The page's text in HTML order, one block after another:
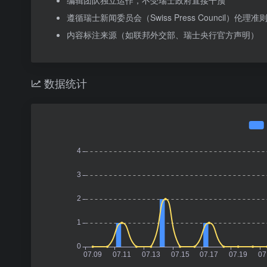
遵循瑞士新闻委员会（Swiss Press Council）伦理准则
内容标注来源（如联邦外交部、瑞士央行官方声明）
数据统计